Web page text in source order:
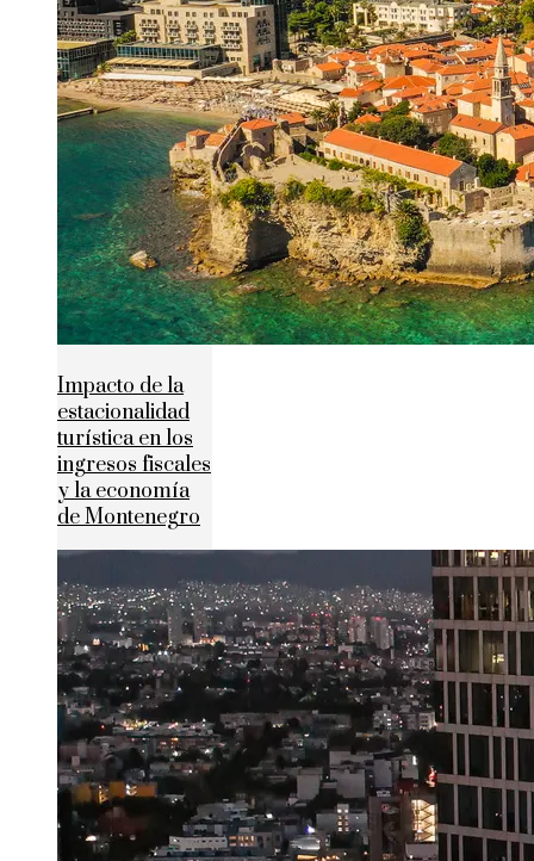
Impacto de la
estacionalidad
turística en los
ingresos fiscales
y la economía
de Montenegro